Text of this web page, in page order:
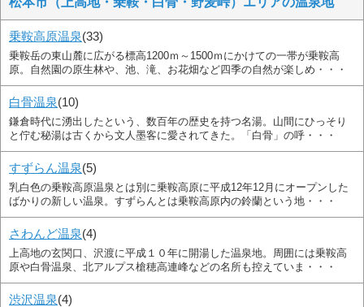
乗鞍高原温泉(33)
乗鞍岳の東山麓に広がる標高1200ｍ～1500ｍにかけての一帯が乗鞍高
原。自然園の原生林や、池、滝、お花畑など四季の自然が楽しめ・・・
白骨温泉(10)
鎌倉時代に湧出したという、数百年の歴史を持つ名湯。山間にひっそり
と佇む秘湯は古くから文人墨客に愛されてきた。「白骨」の呼・・・
すずらん温泉(5)
乳白色の乗鞍高原温泉とは別に乗鞍高原に平成12年12月にオープンした
ばかりの新しい温泉。すずらんとは乗鞍高原内の鈴蘭という地・・・
さわんど温泉(4)
上高地の玄関口、沢渡に平成１０年に開湯した温泉地。周囲には乗鞍高
原や白骨温泉、北アルプス槍穂高連峰などの名所も控えていま・・・
渋沢温泉(4)